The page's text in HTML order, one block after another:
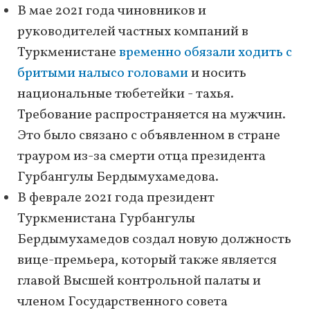
В мае 2021 года чиновников и
руководителей частных компаний в
Туркменистаневременно обязали ходить с
бритыми налысо головамии носить
национальные тюбетейки - тахья.
Требование распространяется на мужчин.
Это было связано с объявленном в стране
трауром из-за смерти отца президента
Гурбангулы Бердымухамедова.
В феврале 2021 года президент
Туркменистана Гурбангулы
Бердымухамедов создал новую должность
вице-премьера, который также является
главой Высшей контрольной палаты и
членом Государственного совета